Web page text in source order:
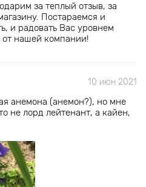
за теплый отзыв, за
Постараемся и
и радовать Вас уровнем
от нашей компании!
10 июн 2021
анемона (анемон?), но мне
не лорд лейтенант, а кайен,